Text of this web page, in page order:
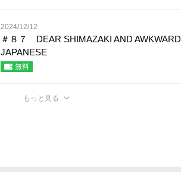
2024/12/12
＃８７ DEAR SHIMAZAKI AND AWKWARD
JAPANESE
無料
もっと見る